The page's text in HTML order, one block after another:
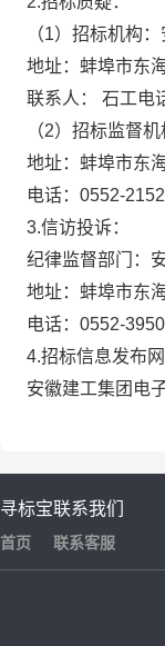
（1）招标机构：
地址： 蚌埠市东
联系人：
石工电
（2）招标监督机
地址： 蚌埠市东
电话： 0552-
3.信访投诉：
纪律监督部门：
地址： 蚌埠市东
电话： 0552-
4.招标信息发布网
安徽建工集团电
寻标宝
首页
联系我们
联系客服